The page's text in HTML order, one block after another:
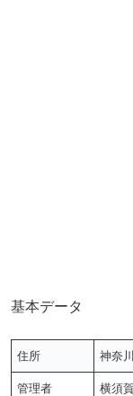
基本データ
住所 神奈
管理者 横須